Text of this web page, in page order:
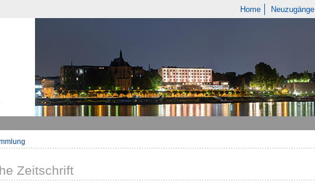
Home Neuzugänge
Zeitschrift